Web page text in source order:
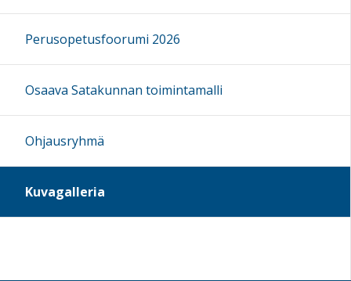
Perusopetusfoorumi 2026
Osaava Satakunnan toimintamalli
Ohjausryhmä
Kuvagalleria